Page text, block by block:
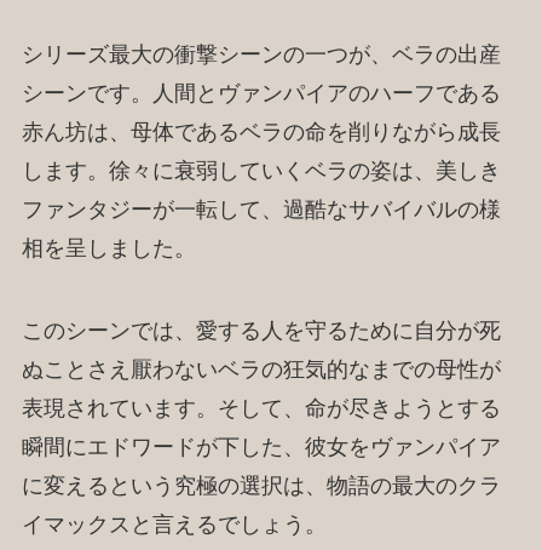
シリーズ最大の衝撃シーンの一つが、ベラの出産
シーンです。人間とヴァンパイアのハーフである
赤ん坊は、母体であるベラの命を削りながら成長
します。徐々に衰弱していくベラの姿は、美しき
ファンタジーが一転して、過酷なサバイバルの様
相を呈しました。
このシーンでは、愛する人を守るために自分が死
ぬことさえ厭わないベラの狂気的なまでの母性が
表現されています。そして、命が尽きようとする
瞬間にエドワードが下した、彼女をヴァンパイア
に変えるという究極の選択は、物語の最大のクラ
イマックスと言えるでしょう。